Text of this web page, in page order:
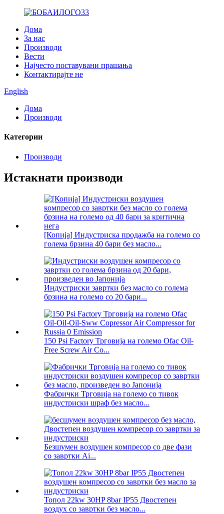
Дома
За нас
Производи
Вести
Најчесто поставувани прашања
Контактирајте не
English
Дома
Производи
Категории
Производи
Истакнати производи
[Копија] Индустриска продажба на големо со
голема брзина 40 бари без масло...
Индустриски завртки без масло со голема
брзина на големо со 20 бари...
150 Psi Factory Трговија на големо Ofac Oil-
Free Screw Air Co...
Фабрички Трговија на големо со тивок
индустриски шраф без масло...
Безшумен воздушен компресор со две фази
со завртки Ai...
Топол 22kw 30HP 8bar IP55 Двостепен
воздух со завртки без масло...